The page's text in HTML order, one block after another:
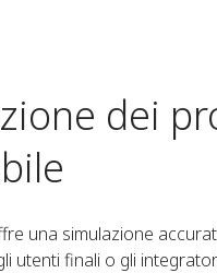
dei
una simulazione
utenti finali o gli